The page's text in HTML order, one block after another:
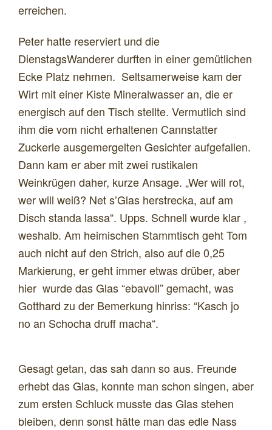
erreichen.
Peter hatte reserviert und die
DienstagsWanderer durften in einer gemütlichen
Ecke Platz nehmen. Seltsamerweise kam der
Wirt mit einer Kiste Mineralwasser an, die er
energisch auf den Tisch stellte. Vermutlich sind
ihm die vom nicht erhaltenen Cannstatter
Zuckerle ausgemergelten Gesichter aufgefallen.
Dann kam er aber mit zwei rustikalen
Weinkrügen daher, kurze Ansage. „Wer will rot,
wer will weiß? Net s’Glas herstrecka, auf am
Disch standa lassa“. Upps. Schnell wurde klar ,
weshalb. Am heimischen Stammtisch geht Tom
auch nicht auf den Strich, also auf die 0,25
Markierung, er geht immer etwas drüber, aber
hier wurde das Glas “ebavoll” gemacht, was
Gotthard zu der Bemerkung hinriss: “Kasch jo
no an Schocha druff macha“.
Gesagt getan, das sah dann so aus. Freunde
erhebt das Glas, konnte man schon singen, aber
zum ersten Schluck musste das Glas stehen
bleiben, denn sonst hätte man das edle Nass